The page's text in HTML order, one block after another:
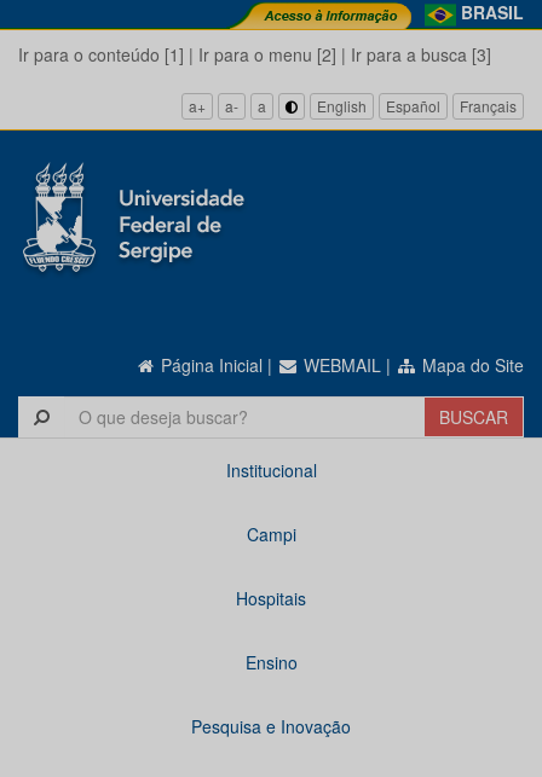
BRASIL
Ir para o conteúdo [1] | Ir para o menu [2] | Ir para a busca [3]
a+ a- a English Español Français
Página Inicial | WEBMAIL | Mapa do Site
Institucional
Campi
Hospitais
Ensino
Pesquisa e Inovação